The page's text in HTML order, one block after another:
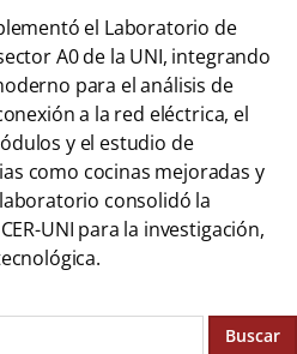
el Laboratorio de
A0 de la UNI, integrando
para el análisis de
a la red eléctrica, el
y el estudio de
como cocinas mejoradas y
consolidó la
UNI para la investigación,
Buscar